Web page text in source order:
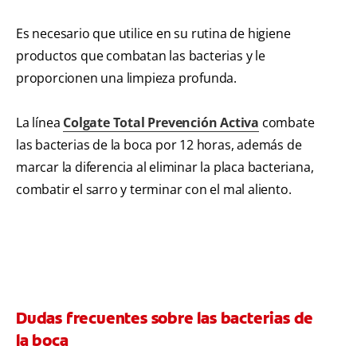
Es necesario que utilice en su rutina de higiene
productos que combatan las bacterias y le
proporcionen una limpieza profunda.
La línea Colgate Total Prevención Activa combate
las bacterias de la boca por 12 horas, además de
marcar la diferencia al eliminar la placa bacteriana,
combatir el sarro y terminar con el mal aliento.
Dudas frecuentes sobre las bacterias de
la boca